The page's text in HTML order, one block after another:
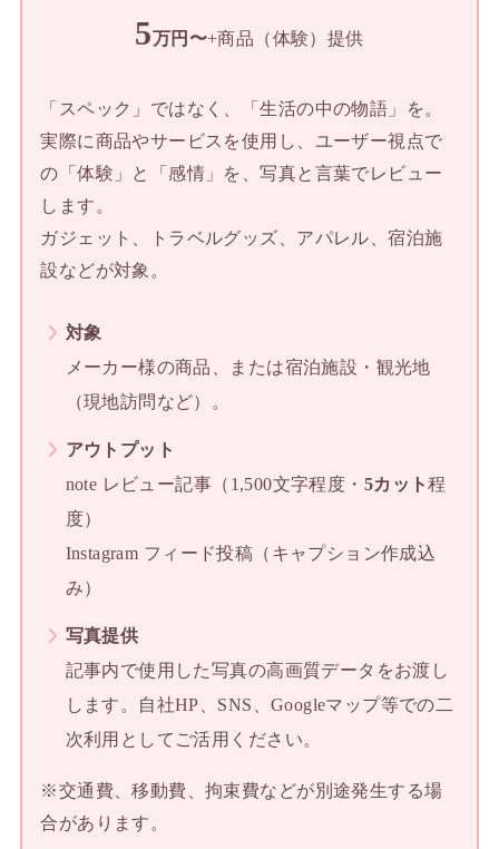
5万円〜+商品（体験）提供
「スペック」ではなく、「生活の中の物語」を。
実際に商品やサービスを使用し、ユーザー視点で
の「体験」と「感情」を、写真と言葉でレビュー
します。
ガジェット、トラベルグッズ、アパレル、宿泊施
設などが対象。
対象
メーカー様の商品、または宿泊施設・観光地
（現地訪問など）。
アウトプット
note レビュー記事（1,500文字程度・ 5カット程
度）
Instagram フィード投稿（キャプション作成込
み）
写真提供
記事内で使用した写真の高画質データをお渡し
します。自社HP、SNS、Googleマップ等での二
次利用としてご活用ください。
※交通費、移動費、拘束費などが別途発生する場
合があります。